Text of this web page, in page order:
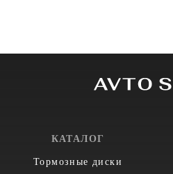
КАТАЛОГ
Тормозные диски